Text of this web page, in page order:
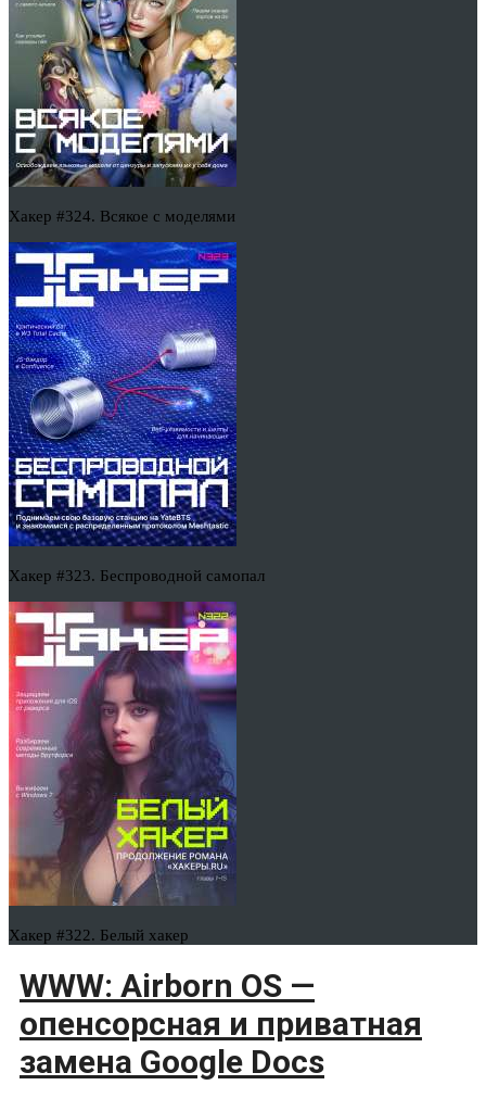
Хакер #324. Всякое с моделями
Хакер #323. Беспроводной самопал
Хакер #322. Белый хакер
WWW: Airborn OS —
опенсорсная и приватная
замена Google Docs